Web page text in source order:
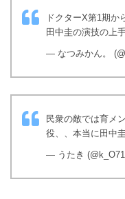
ドクターX第1期か
田中圭の演技の上
— なつみかん。
民衆の敵では育メ
役、、本当に田中
— うたき